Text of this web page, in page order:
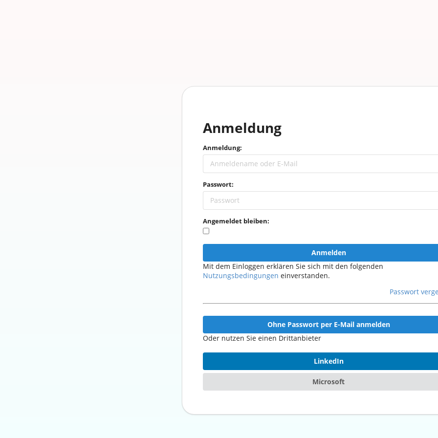
Anmeldung
Anmeldung:
Passwort:
Angemeldet bleiben:
Anmelden
Mit dem Einloggen erklären Sie sich mit den folgenden
Nutzungsbedingungen einverstanden.
Passwort
Ohne Passwort per E-Mail anmelden
Oder nutzen Sie einen Drittanbieter
LinkedIn
Microsoft